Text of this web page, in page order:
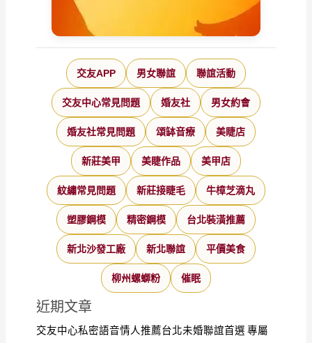
交友APP 男女聯誼 聯誼活動
交友中心常見問題 婚友社 男女約會
婚友社常見問題 頌缽音療 美睫店
新莊美甲 美睫作品 美甲店
紋繡常見問題 新莊接睫毛 牛樟芝滴丸
塑膠鋼模 精密鋼模 台北裝潢推薦
新北沙發工廠 新北聯誼 平價美食
柳州螺螄粉 催眠
近期文章
交友中心私密語音情人推薦台北未婚聯誼首選 專屬